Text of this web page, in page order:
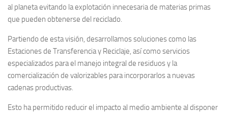
al planeta evitando la explotación innecesaria de materias primas
que pueden obtenerse del reciclado.
Partiendo de esta visión, desarrollamos soluciones como las
Estaciones de Transferencia y Reciclaje, así como servicios
especializados para el manejo integral de residuos y la
comercialización de valorizables para incorporarlos a nuevas
cadenas productivas.
Esto ha permitido reducir el impacto al medio ambiente al disponer